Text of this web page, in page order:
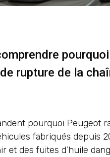
rupture de la
pourquoi Peugeot
fabriqués depuis
des fuites d’huile